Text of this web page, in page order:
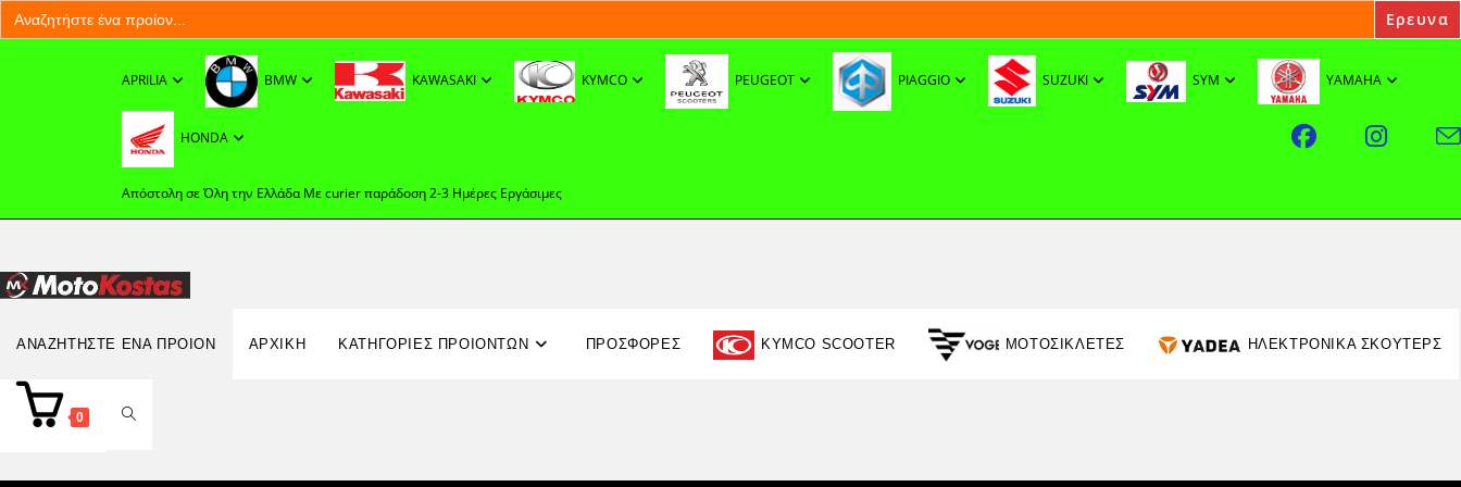
Search
for:
APRILIA BMW KAWASAKI KYMCO PEUGEOT PIAGGIO SUZUKI SYM YAMAHA
HONDA
Απόστολη σε Όλη την Ελλάδα Με curier παράδοση 2-3 Ημέρες Εργάσιμες
ΑΝΑΖΗΤΉΣΤΕ ΈΝΑ ΠΡΟΊΟΝ
Search
for: ΑΡΧΙΚΉ ΚΑΤΗΓΟΡΙΕΣ ΠΡΟΙΟΝΤΩΝ ΠΡΟΣΦΟΡΈΣ KYMCO SCOOTER ΜΟΤΟΣΙΚΛΕΤΕΣ ΗΛΕΚΤΡΟΝΙΚΑ ΣΚΟΥΤΕΡΣ
0 TOGGLE